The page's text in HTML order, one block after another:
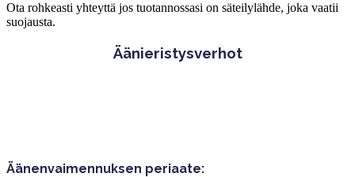
Ota rohkeasti yhteyttä jos tuotannossasi on säteilylähde, joka vaatii
suojausta.
Äänieristysverhot
Äänenvaimennuksen periaate: